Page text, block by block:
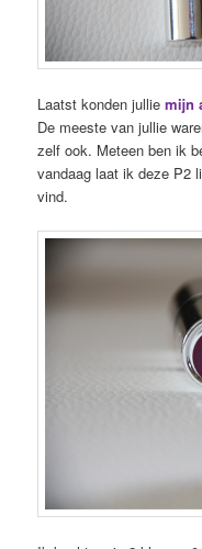
Laatst konden julliemijn
De meeste van jullie
zelf ook. Meteen ben ik
vandaag laat ik deze P2
vind.